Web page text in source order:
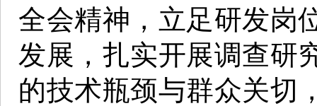
全会精神，立足研发岗
发展，扎实开展调查研
的技术瓶颈与群众关切